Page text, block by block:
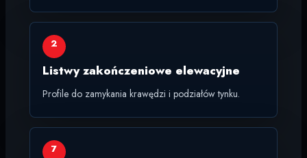
2
Listwy zakończeniowe elewacyjne
Profile do zamykania krawędzi i podziałów tynku.
7